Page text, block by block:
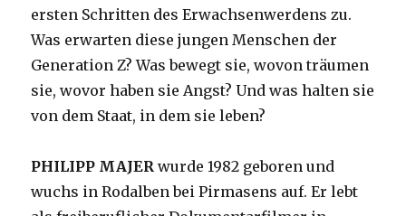
ersten Schritten des Erwachsenwerdens zu.
Was erwarten diese jungen Menschen der
Generation Z? Was bewegt sie, wovon träumen
sie, wovor haben sie Angst? Und was halten sie
von dem Staat, in dem sie leben?
PHILIPP MAJER wurde 1982 geboren und
wuchs in Rodalben bei Pirmasens auf. Er lebt